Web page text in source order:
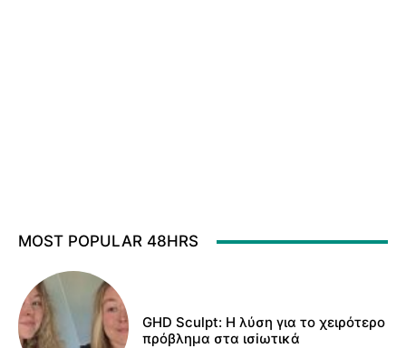
MOST POPULAR 48HRS
GHD Sculpt: Η λύση για το χειρότερο
πρόβλημα στα ισiωτικά